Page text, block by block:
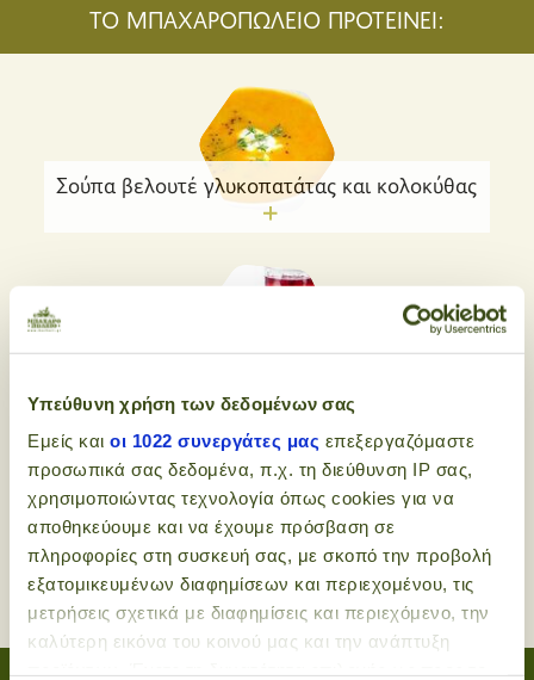
Υπεύθυνη χρήση των δεδομένων σας
Εμείς και οι 1022 συνεργάτες μας επεξεργαζόμαστε
προσωπικά σας δεδομένα, π.χ. τη διεύθυνση IP σας,
χρησιμοποιώντας τεχνολογία όπως cookies για να
αποθηκεύουμε και να έχουμε πρόσβαση σε
πληροφορίες στη συσκευή σας, με σκοπό την προβολή
εξατομικευμένων διαφημίσεων και περιεχομένου, τις
μετρήσεις σχετικά με διαφημίσεις και περιεχόμενο, την
καλύτερη εικόνα του κοινού μας και την ανάπτυξη
ΤΟ ΜΠΑΧΑΡΟΠΩΛΕΙΟ ΠΡΟΤΕΙΝΕΙ:
Σούπα βελουτέ γλυκοπατάτας και κολοκύθας
Cranberries - Ενα Super φρούτο πλούσιο σε
αντιοξειδωτικά
Φυσική κρέμα για την πρόληψη και τη
θεραπεία των ραγάδων